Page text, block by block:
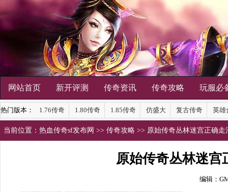
网站首页 新开评测 传奇资讯 传奇攻略 玩服必
热门版本： 1.76传奇 1.80传奇 1.85传奇 仿盛大 复古传奇 英雄
当前位置： 热血传奇sf发布网 >> 传奇攻略 >> 原始传奇丛林迷宫正确
原始传奇丛林迷宫
编辑：